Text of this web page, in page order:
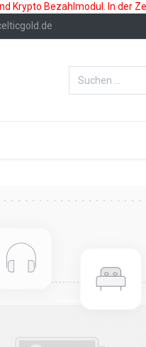
Krypto Bezahlmodul. In der